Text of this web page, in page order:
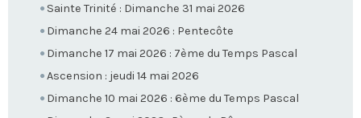
Sainte Trinité : Dimanche 31 mai 2026
Dimanche 24 mai 2026 : Pentecôte
Dimanche 17 mai 2026 : 7ème du Temps Pascal
Ascension : jeudi 14 mai 2026
Dimanche 10 mai 2026 : 6ème du Temps Pascal